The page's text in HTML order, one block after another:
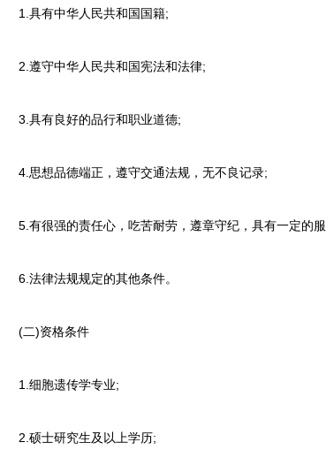
1.具有中华人民共和国国籍;
2.遵守中华人民共和国宪法和法律;
3.具有良好的品行和职业道德;
4.思想品德端正，遵守交通法规，无不良记录;
5.有很强的责任心，吃苦耐劳，遵章守纪，具有一定的服
6.法律法规规定的其他条件。
(二)资格条件
1.细胞遗传学专业;
2.硕士研究生及以上学历;